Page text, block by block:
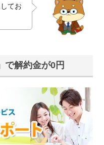
てお
で解約金が0円